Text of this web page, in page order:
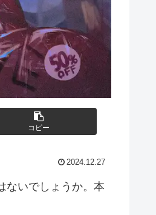
コピー
2024.12.27
ないでしょうか。本